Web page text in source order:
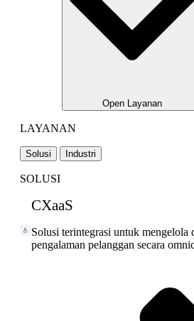
Open Layanan
LAYANAN
Solusi Industri
SOLUSI
CXaaS
Solusi terintegrasi untuk mengelola
pengalaman pelanggan secara